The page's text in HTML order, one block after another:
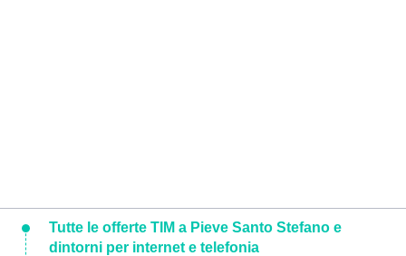
Tutte le offerte TIM a Pieve Santo Stefano e
dintorni per internet e telefonia